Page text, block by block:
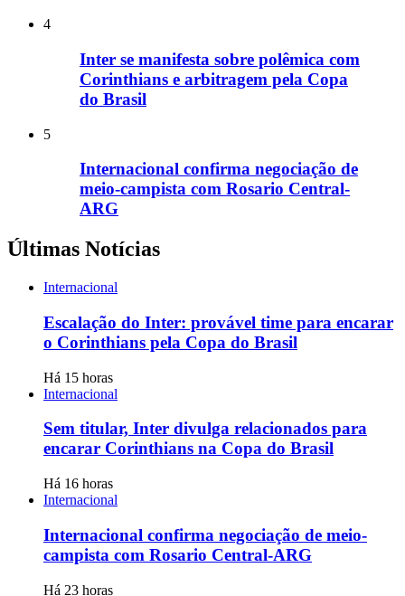
4
Inter se manifesta sobre polêmica com
Corinthians e arbitragem pela Copa
do Brasil
5
Internacional confirma negociação de
meio-campista com Rosario Central-
ARG
Últimas Notícias
Internacional
Escalação do Inter: provável time para encarar
o Corinthians pela Copa do Brasil
Há 15 horas
Internacional
Sem titular, Inter divulga relacionados para
encarar Corinthians na Copa do Brasil
Há 16 horas
Internacional
Internacional confirma negociação de meio-
campista com Rosario Central-ARG
Há 23 horas